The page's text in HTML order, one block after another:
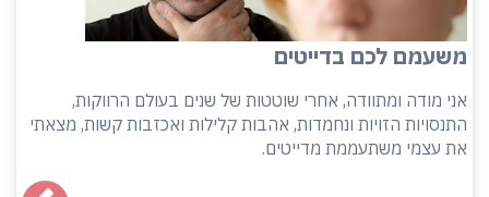
משעמם לכם בדייטים
אני מודה ומתוודה, אחרי שוטטות של שנים בעולם הרווקות,
התנסויות הזויות ונחמדות, אהבות קלילות ואכזבות קשות, מצאתי
את עצמי משתעממת מדייטים.